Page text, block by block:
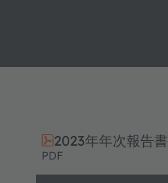
2023年年次報告書
PDF